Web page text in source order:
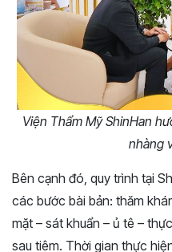
Viện Thẩm Mỹ ShinHan
nhàng
Bên cạnh đó, quy trình tại
các bước bài bản: thăm
mặt – sát khuẩn – ủ tê –
sau tiêm. Thời gian thực